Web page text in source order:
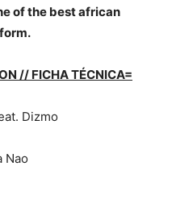
of the best african
// FICHA TÉCNICA=
Dizmo
Nao